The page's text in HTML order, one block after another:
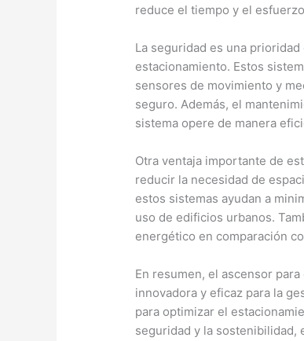
reduce el tiempo y el
La seguridad es una
estacionamiento. Estos
sensores de movimiento y
seguro. Además, el
sistema opere de manera
Otra ventaja importante de
reducir la necesidad de
estos sistemas ayudan a
uso de edificios urbanos.
energético en comparación
En resumen, el ascensor
innovadora y eficaz para la
para optimizar el
seguridad y la sostenibilidad,